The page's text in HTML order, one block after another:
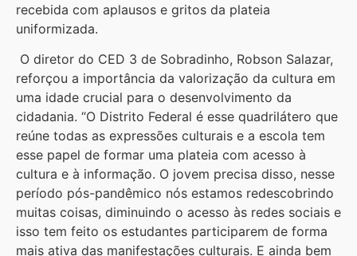
recebida com aplausos e gritos da plateia
uniformizada.
O diretor do CED 3 de Sobradinho, Robson Salazar,
reforçou a importância da valorização da cultura em
uma idade crucial para o desenvolvimento da
cidadania. “O Distrito Federal é esse quadrilátero que
reúne todas as expressões culturais e a escola tem
esse papel de formar uma plateia com acesso à
cultura e à informação. O jovem precisa disso, nesse
período pós-pandêmico nós estamos redescobrindo
muitas coisas, diminuindo o acesso às redes sociais e
isso tem feito os estudantes participarem de forma
mais ativa das manifestações culturais. E ainda bem